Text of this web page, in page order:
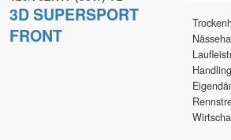
3D SUPERSPORT
FRONT
Handling